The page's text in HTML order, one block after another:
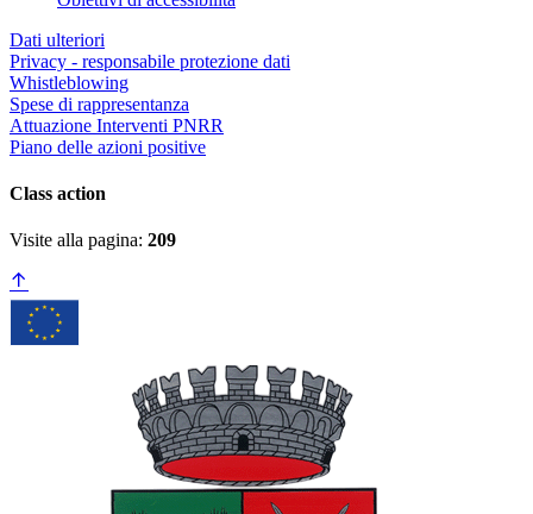
Dati ulteriori
Privacy - responsabile protezione dati
Whistleblowing
Spese di rappresentanza
Attuazione Interventi PNRR
Piano delle azioni positive
Class action
Visite alla pagina: 209